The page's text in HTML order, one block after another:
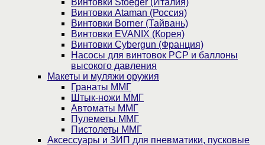
Винтовки Ataman (Россия)
Винтовки Borner (Тайвань)
Винтовки EVANIX (Корея)
Винтовки Cybergun (Франция)
Насосы для винтовок PCP и баллоны
высокого давления
Макеты и муляжи оружия
Гранаты ММГ
Штык-ножи ММГ
Автоматы ММГ
Пулеметы ММГ
Пистолеты ММГ
Аксессуары и ЗИП для пневматики, пусковые